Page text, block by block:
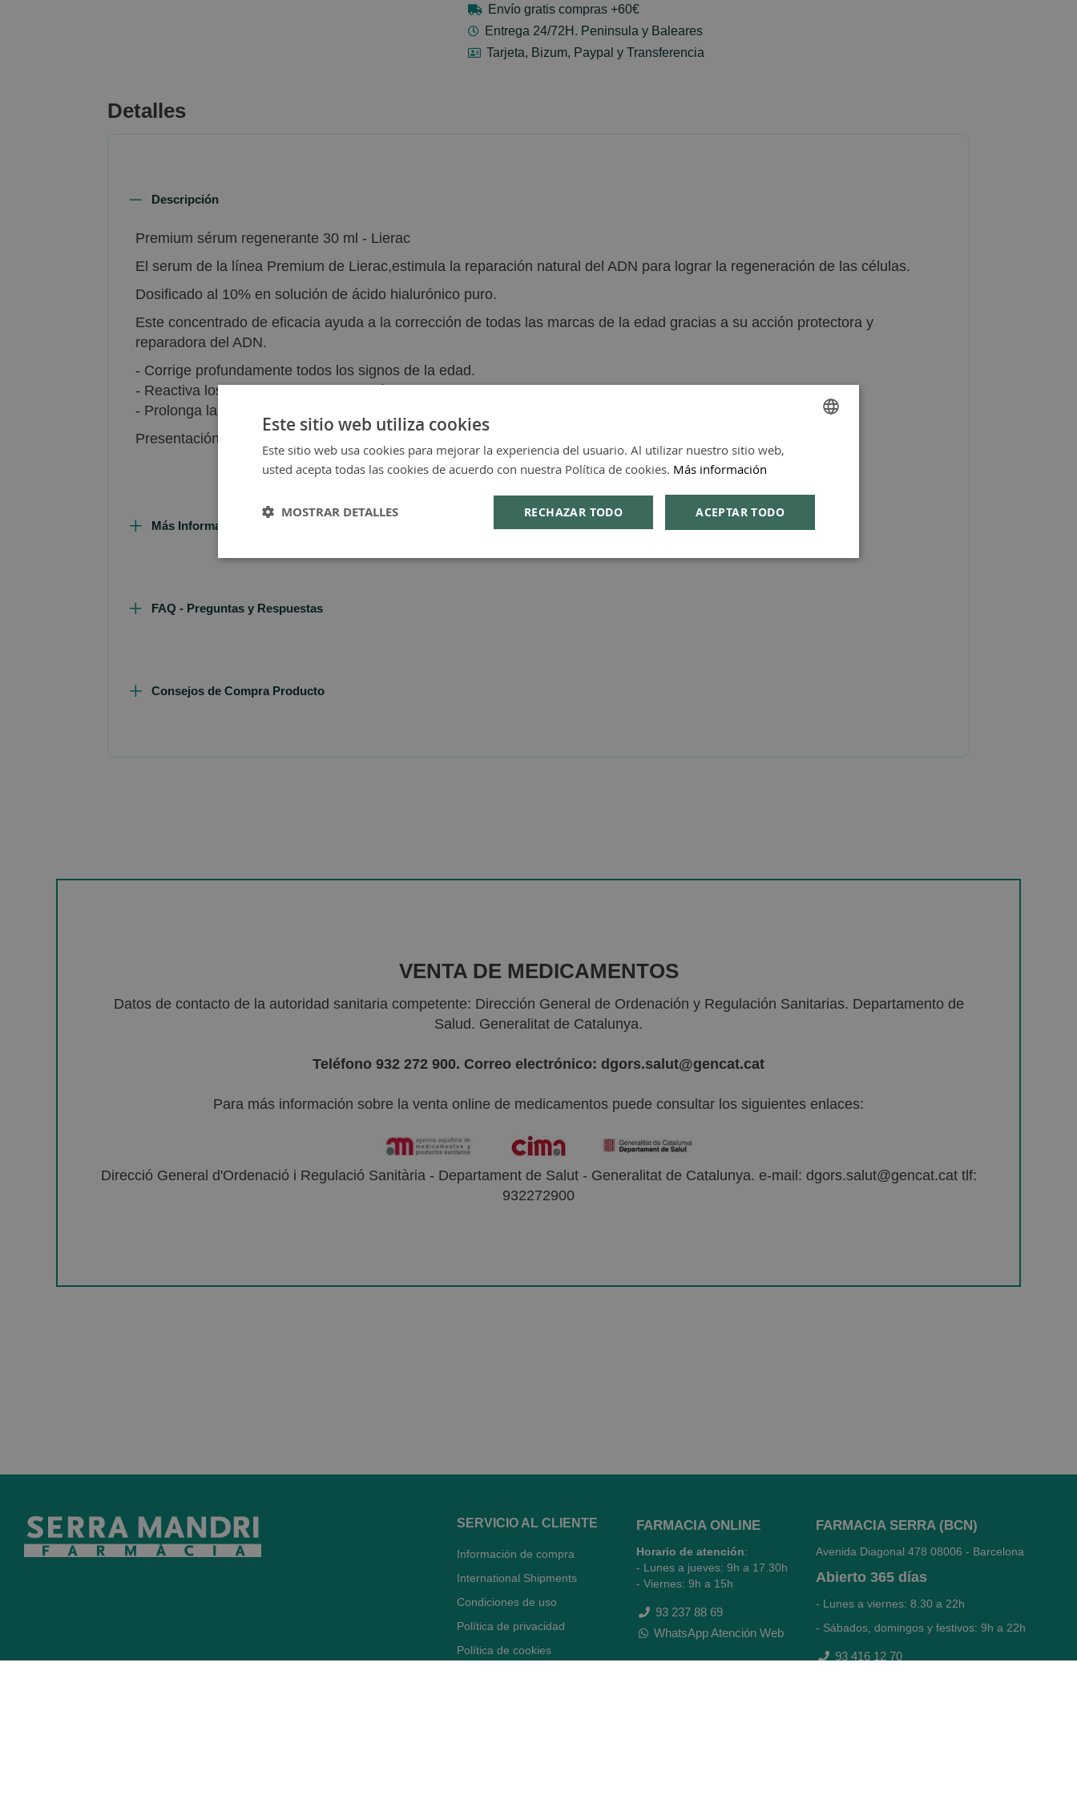
Envío gratis compras +60€
Entrega 24/72H. Peninsula y Baleares
Tarjeta, Bizum, Paypal y Transferencia
Detalles
Descripción
Premium sérum regenerante 30 ml - Lierac
El serum de la línea Premium de Lierac,estimula la reparación natural del ADN para lograr la regeneración de las células.
Dosificado al 10% en solución de ácido hialurónico puro.
Este concentrado de eficacia ayuda a la corrección de todas las marcas de la edad gracias a su acción protectora y
reparadora del ADN.
- Corrige profundamente todos los signos de la edad.
- Reactiva los procesos de regeneración celular.
- Prolonga la juventud cutánea.
Presentación: envase de 30 ml.
Más Información
FAQ - Preguntas y Respuestas
Consejos de Compra Producto
VENTA DE MEDICAMENTOS
Datos de contacto de la autoridad sanitaria competente: Dirección General de Ordenación y Regulación Sanitarias. Departamento de
Salud. Generalitat de Catalunya.
Teléfono 932 272 900. Correo electrónico: dgors.salut@gencat.cat
Para más información sobre la venta online de medicamentos puede consultar los siguientes enlaces:
Direcció General d'Ordenació i Regulació Sanitària - Departament de Salut - Generalitat de Catalunya. e-mail: dgors.salut@gencat.cat tlf:
932272900
SERVICIO AL CLIENTE
Información de compra
International Shipments
Condiciones de uso
Política de privacidad
Política de cookies
FARMACIA ONLINE
Horario de atención:
- Lunes a jueves: 9h a 17.30h
- Viernes: 9h a 15h
93 237 88 69
WhatsApp Atención Web
FARMACIA SERRA (BCN)
Avenida Diagonal 478 08006 - Barcelona
Abierto 365 días
- Lunes a viernes: 8.30 a 22h
- Sábados, domingos y festivos: 9h a 22h
93 416 12 70
Este sitio web utiliza cookies
Este sitio web usa cookies para mejorar la experiencia del usuario. Al utilizar nuestro sitio web,
usted acepta todas las cookies de acuerdo con nuestra Política de cookies. Más información
ACEPTAR TODO
RECHAZAR TODO
MOSTRAR DETALLES